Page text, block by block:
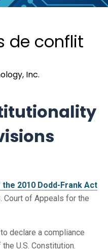
de conflit
Inc.
2010 Dodd-Frank Act
Court of Appeals for the
declare a compliance
U.S. Constitution.